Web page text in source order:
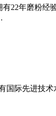
22年磨粉
国际先进技